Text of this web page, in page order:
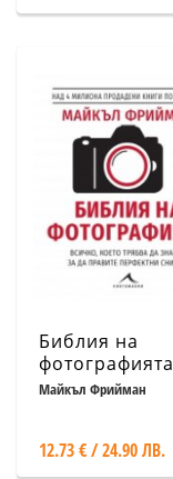
Библия на
фотографията
Майкъл Фрийман
12.73 € / 24.90 ЛВ.